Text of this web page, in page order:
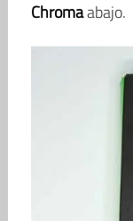
Chromaabajo.